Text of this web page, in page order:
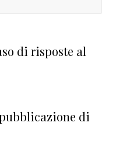
di risposte al
di